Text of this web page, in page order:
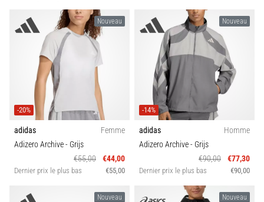
Nouveau
-20%
adidas
Femme
Adizero Archive- Grijs
€55,00
€44,00
Dernier prix le plus bas €55,00
Nouveau
-14%
adidas
Homme
Adizero Archive- Grijs
€90,00
€77,30
Dernier prix le plus bas €90,00
Nouveau Nouveau